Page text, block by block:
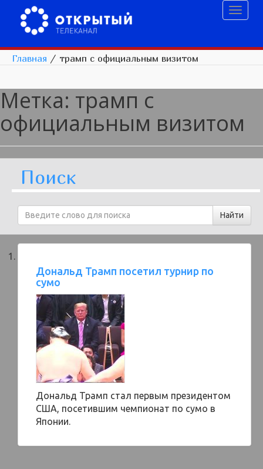
Главная / трамп с официальным визитом
Метка: трамп с
официальным визитом
Поиск
Дональд Трамп посетил турнир по
сумо
Дональд Трамп стал первым президентом
США, посетившим чемпионат по сумо в
Японии.